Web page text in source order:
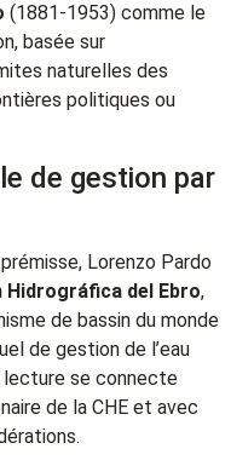
(1881-1953) comme le
basée sur
naturelles des
politiques ou
de gestion par
Lorenzo Pardo
Hidrográfica del Ebro,
de bassin du monde
de gestion de l’eau
lecture se connecte
de la CHE et avec